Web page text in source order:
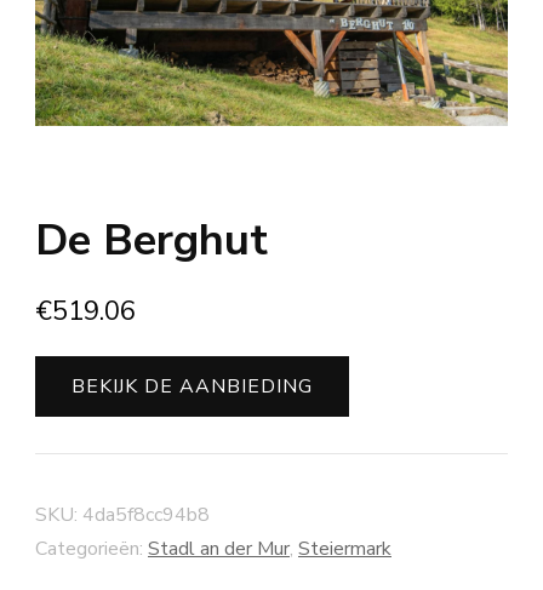
De Berghut
€519.06
BEKIJK DE AANBIEDING
SKU: 4da5f8cc94b8
Categorieën: Stadl an der Mur, Steiermark